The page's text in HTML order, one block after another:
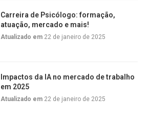
Carreira de Psicólogo: formação,
atuação, mercado e mais!
Atualizado em 22 de janeiro de 2025
Impactos da IA no mercado de trabalho
em 2025
Atualizado em 22 de janeiro de 2025